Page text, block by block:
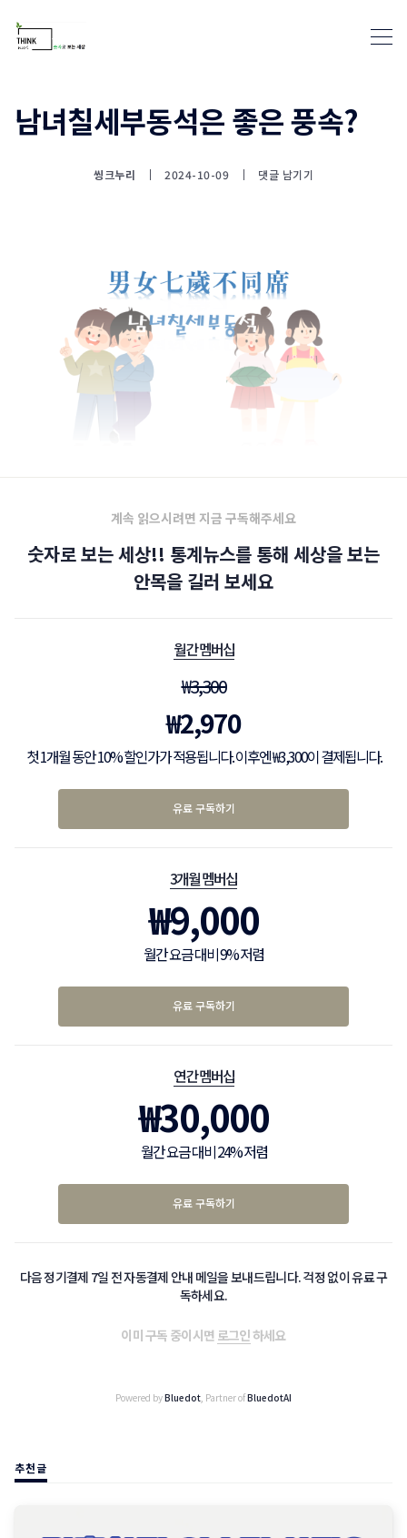
남녀칠세부동석은 좋은 풍속?
씽크누리 2024-10-09 댓글 남기기
계속 읽으시려면 지금 구독해주세요
숫자로 보는 세상!! 통계뉴스를 통해 세상을 보는
안목을 길러 보세요
월간 멤버십
₩3,300
₩2,970
첫 1개월 동안 10% 할인가가 적용됩니다. 이후엔 ₩3,300이 결제됩니다.
유료 구독하기
3개월 멤버십
₩9,000
월간 요금 대비 9% 저렴
유료 구독하기
연간 멤버십
₩30,000
월간 요금 대비 24% 저렴
유료 구독하기
다음 정기결제 7일 전 자동결제 안내 메일을 보내드립니다. 걱정 없이 유료 구
독하세요.
이미 구독 중이시면 로그인하세요
Powered byBluedot, Partner ofBluedotAI
추천글